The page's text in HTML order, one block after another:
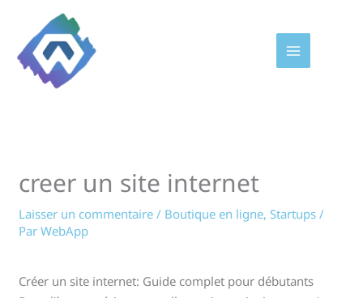
contenu
creer un site internet
Laisser un commentaire / Boutique en ligne, Startups /
ParWebApp
Créer un site internet: Guide complet pour débutants